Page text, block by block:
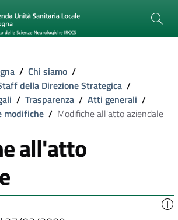
/ Chi siamo /
della Direzione Strategica /
/ Trasparenza / Atti generali /
modifiche / Modifiche all'atto aziendale
all'atto